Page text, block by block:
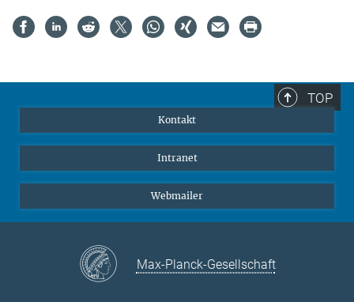
TOP
Kontakt
Intranet
Webmailer
Max-Planck-Gesellschaft